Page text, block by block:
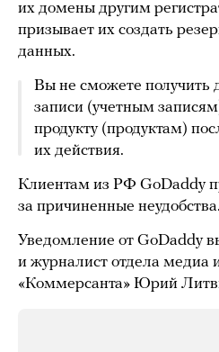
их домены другим
призывает их создать
данных.
Вы не сможете получить
записи (учетным
продукту (продуктам)
их действия.
Клиентам из РФ GoDaddy
за причиненные неудобства.
Уведомление от GoDaddy
и журналист отдела медиа
«Коммерсанта» Юрий